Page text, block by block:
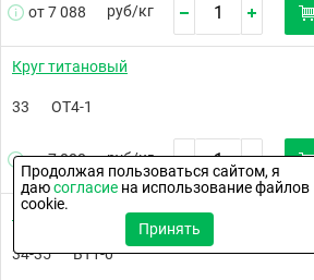
от 7 088 руб/кг
Круг титановый
33 ОТ4-1
от 7 088 руб/кг
Круг титановый
34-35 ВТ1-0
Продолжая пользоваться сайтом, я
даюсогласие на использование файлов
cookie.
Принять